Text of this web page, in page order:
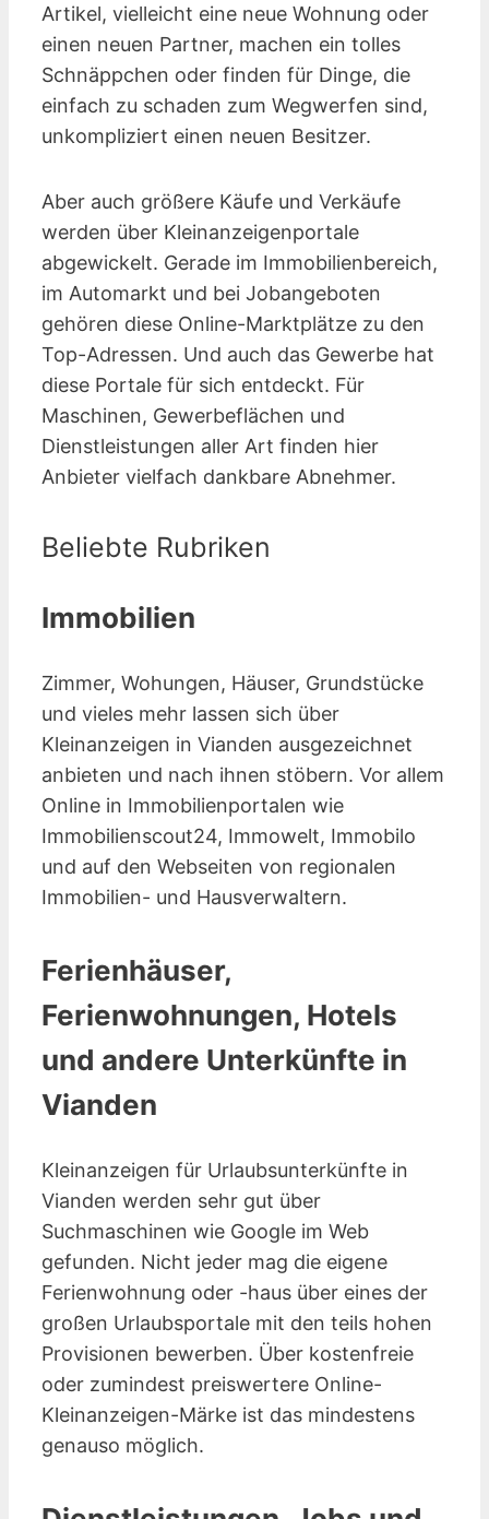
Artikel, vielleicht eine neue Wohnung oder
einen neuen Partner, machen ein tolles
Schnäppchen oder finden für Dinge, die
einfach zu schaden zum Wegwerfen sind,
unkompliziert einen neuen Besitzer.
Aber auch größere Käufe und Verkäufe
werden über Kleinanzeigen­portale
abgewickelt. Gerade im Immobilienbereich,
im Automarkt und bei Jobangeboten
gehören diese Online-Marktplätze zu den
Top-Adressen. Und auch das Gewerbe hat
diese Portale für sich entdeckt. Für
Maschinen, Gewerbeflächen und
Dienstleistungen aller Art finden hier
Anbieter vielfach dankbare Abnehmer.
Beliebte Rubriken
Immobilien
Zimmer, Wohungen, Häuser, Grundstücke
und vieles mehr lassen sich über
Kleinanzeigen in Vianden ausgezeichnet
anbieten und nach ihnen stöbern. Vor allem
Online in Immobilienportalen wie
Immobilienscout24, Immowelt, Immobilo
und auf den Webseiten von regionalen
Immobilien- und Hausverwaltern.
Ferienhäuser,
Ferienwohnungen, Hotels
und andere Unterkünfte in
Vianden
Kleinanzeigen für Urlaubsunterkünfte in
Vianden werden sehr gut über
Suchmaschinen wie Google im Web
gefunden. Nicht jeder mag die eigene
Ferienwohnung oder -haus über eines der
großen Urlaubsportale mit den teils hohen
Provisionen bewerben. Über kostenfreie
oder zumindest preiswertere Online-
Kleinanzeigen-Märke ist das mindestens
genauso möglich.